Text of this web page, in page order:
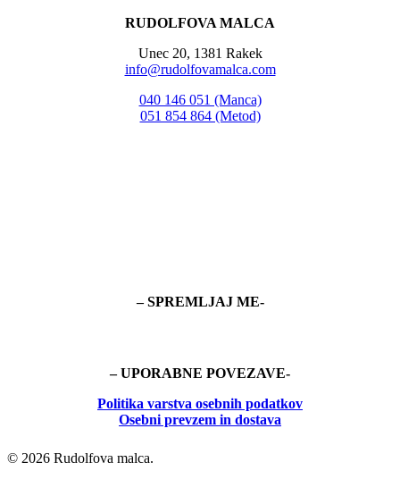
RUDOLFOVA MALCA
Unec 20, 1381 Rakek
info@rudolfovamalca.com
040 146 051 (Manca)
051 854 864 (Metod)
– SPREMLJAJ ME-
– UPORABNE POVEZAVE-
Politika varstva osebnih podatkov
Osebni prevzem in dostava
© 2026 Rudolfova malca.